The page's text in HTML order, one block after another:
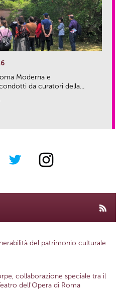
Moderna e
da curatori della...
del patrimonio culturale
collaborazione speciale tra il
dell'Opera di Roma